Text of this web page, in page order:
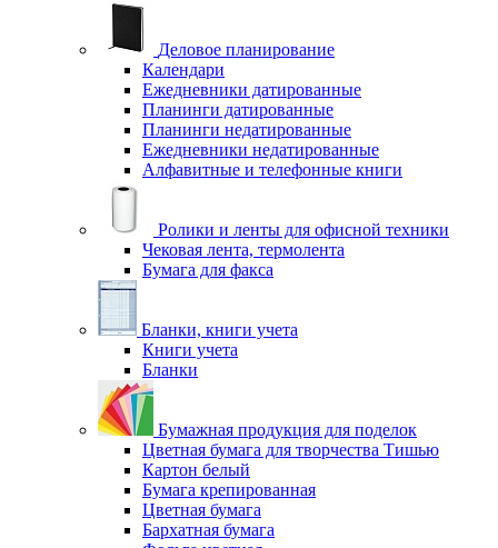
Деловое планирование
Календари
Ежедневники датированные
Планинги датированные
Планинги недатированные
Ежедневники недатированные
Алфавитные и телефонные книги
Ролики и ленты для офисной техники
Чековая лента, термолента
Бумага для факса
Бланки, книги учета
Книги учета
Бланки
Бумажная продукция для поделок
Цветная бумага для творчества Тишью
Картон белый
Бумага крепированная
Цветная бумага
Бархатная бумага